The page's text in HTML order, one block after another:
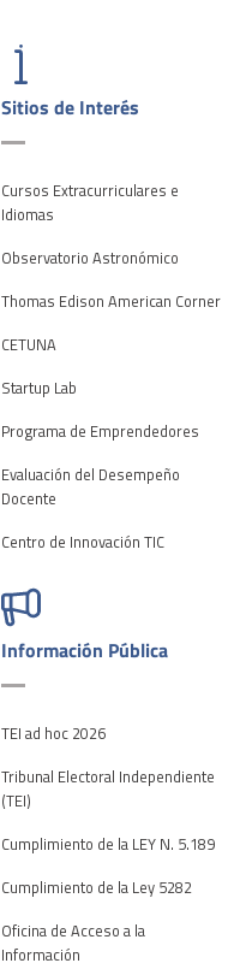
Sitios de Interés
Cursos Extracurriculares e
Idiomas
Observatorio Astronómico
Thomas Edison American Corner
CETUNA
Startup Lab
Programa de Emprendedores
Evaluación del Desempeño
Docente
Centro de Innovación TIC
Información Pública
TEI ad hoc 2026
Tribunal Electoral Independiente
(TEI)
Cumplimiento de la LEY N. 5.189
Cumplimiento de la Ley 5282
Oficina de Acceso a la
Información